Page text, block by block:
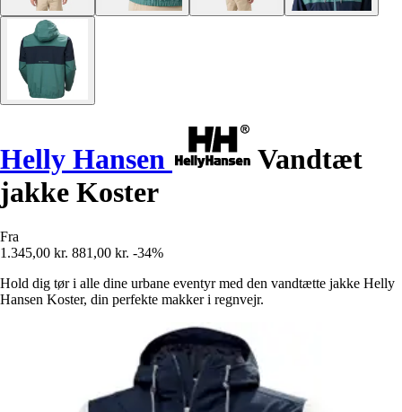
Helly Hansen
Vandtæt
jakke Koster
Fra
1.345,00 kr. 881,00 kr. -34%
Hold dig tør i alle dine urbane eventyr med den vandtætte jakke Helly
Hansen Koster, din perfekte makker i regnvejr.